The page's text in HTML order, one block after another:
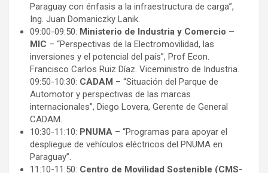
Paraguay con énfasis a la infraestructura de carga”,
Ing. Juan Domaniczky Lanik.
09:00-09:50: Ministerio de Industria y Comercio –
MIC – “Perspectivas de la Electromovilidad, las
inversiones y el potencial del país”, Prof Econ.
Francisco Carlos Ruiz Díaz. Viceministro de Industria.
09:50-10:30: CADAM – “Situación del Parque de
Automotor y perspectivas de las marcas
internacionales”, Diego Lovera, Gerente de General
CADAM.
10:30-11:10: PNUMA – “Programas para apoyar el
despliegue de vehículos eléctricos del PNUMA en
Paraguay”.
11:10-11:50: Centro de Movilidad Sostenible (CMS-